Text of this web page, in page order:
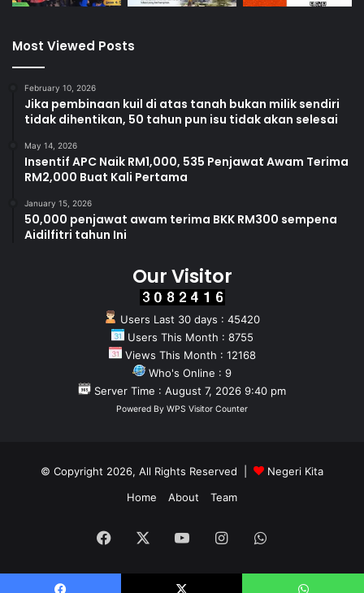
Most Viewed Posts
February 10, 2026
Jika pembinaan kuil di atas tanah bukan milik sendiri
tidak dihentikan, 50 tahun pun isu tidak akan selesai
May 14, 2026
Insentif APC Naik RM1,000, 535 Penjawat Awam Terima
RM2,000 Buat Kali Pertama
January 15, 2026
50,000 penjawat awam terima BKK RM300 sempena
Aidilfitri tahun Ini
Our Visitor
Users Last 30 days : 45420
Users This Month : 8755
Views This Month : 12168
Who's Online : 9
Server Time : August 7, 2026 9:40 pm
Powered By WPS Visitor Counter
© Copyright 2026, All Rights Reserved |
Negeri Kita
Home
About Team
Facebook YouTubeInstagramWhatsApp